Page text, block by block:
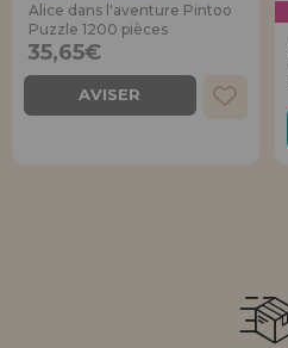
Alice dans l'aventure Pintoo
Puzzle 1200 pièces
35,65€
AVISER